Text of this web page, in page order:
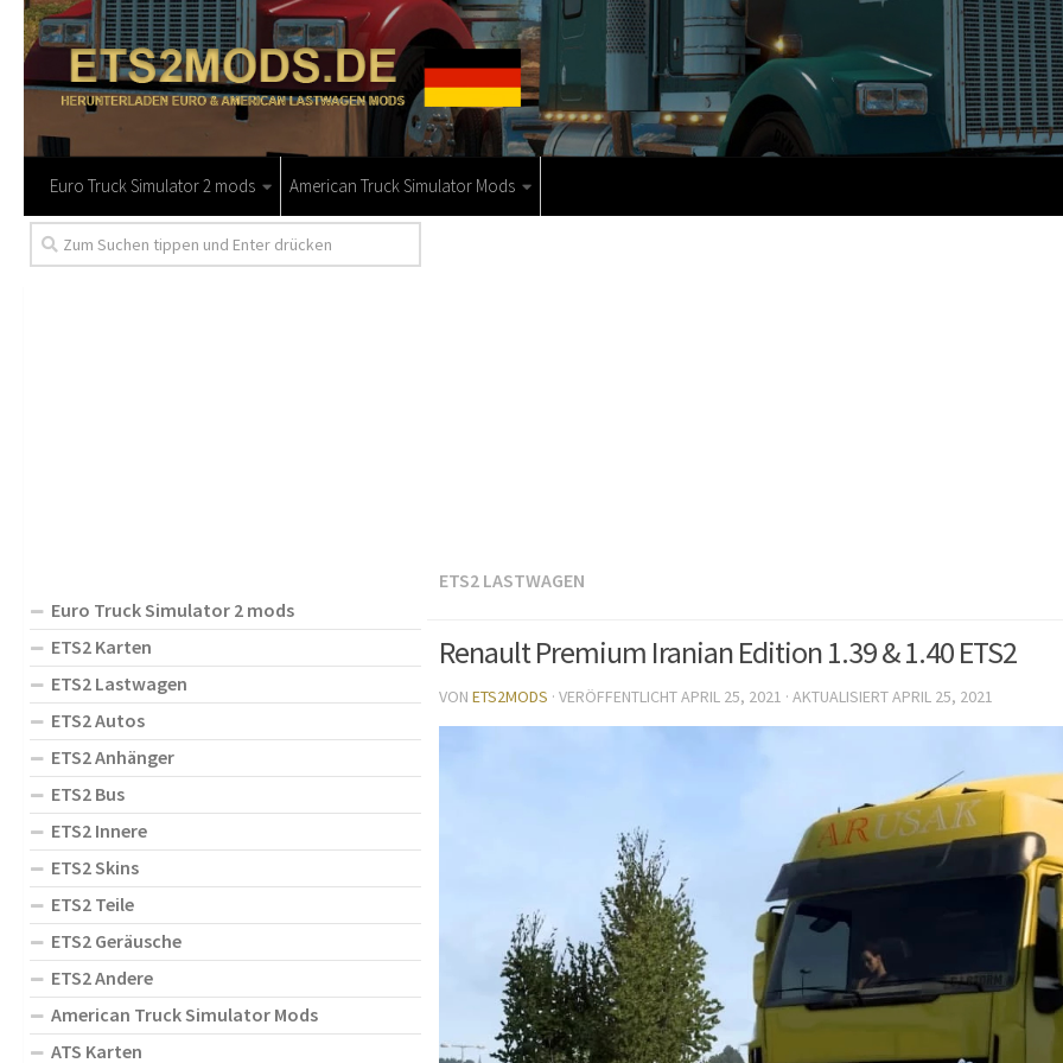
Euro Truck Simulator 2 mods American Truck Simulator Mods
ETS2 LASTWAGEN
Renault Premium Iranian Edition 1.39 & 1.40 ETS2
VON ETS2MODS · VERÖFFENTLICHTAPRIL 25, 2021 · AKTUALISIERTAPRIL 25, 2021
Euro Truck Simulator 2 mods
ETS2 Karten
ETS2 Lastwagen
ETS2 Autos
ETS2 Anhänger
ETS2 Bus
ETS2 Innere
ETS2 Skins
ETS2 Teile
ETS2 Geräusche
ETS2 Andere
American Truck Simulator Mods
ATS Karten